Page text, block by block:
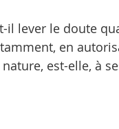
il lever le doute
en
est-elle, à